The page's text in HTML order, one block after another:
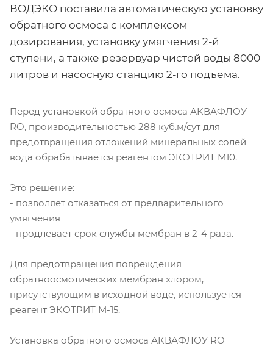
ВОДЭКО поставила автоматическую установку
обратного осмоса с комплексом
дозирования, установку умягчения 2-й
ступени, а также резервуар чистой воды 8000
литров и насосную станцию 2-го подъема.
Перед установкой обратного осмоса АКВАФЛОУ
RO, производительностью 288 куб.м/сут для
предотвращения отложений минеральных солей
вода обрабатывается реагентом ЭКОТРИТ М10.
Это решение:
- позволяет отказаться от предварительного
умягчения
- продлевает срок службы мембран в 2-4 раза.
Для предотвращения повреждения
обратноосмотических мембран хлором,
присутствующим в исходной воде, используется
реагент ЭКОТРИТ М-15.
Установка обратного осмоса АКВАФЛОУ RO